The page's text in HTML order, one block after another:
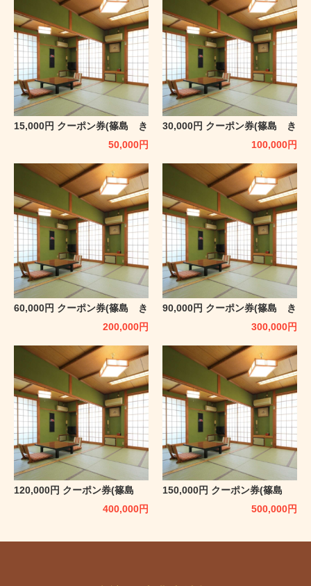
15,000円 クーポン券(篠島 き
50,000円
30,000円 クーポン券(篠島 き
100,000円
60,000円 クーポン券(篠島 き
200,000円
90,000円 クーポン券(篠島 き
300,000円
120,000円 クーポン券(篠島
400,000円
150,000円 クーポン券(篠島
500,000円